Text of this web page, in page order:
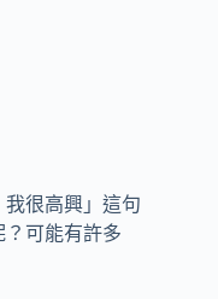
很高興」這句
可能有許多